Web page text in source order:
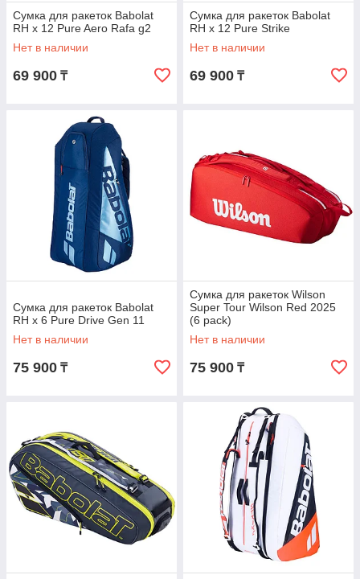
Cумка для ракеток Babolat
RH x 12 Pure Aero Rafa g2
Нет в наличии
69 900 ₸
Сумка для ракеток Babolat
RH x 12 Pure Strike
Нет в наличии
69 900 ₸
Cумка для ракеток Babolat
RH x 6 Pure Drive Gen 11
Нет в наличии
75 900 ₸
Сумка для ракеток Wilson
Super Tour Wilson Red 2025
(6 pack)
Нет в наличии
75 900 ₸